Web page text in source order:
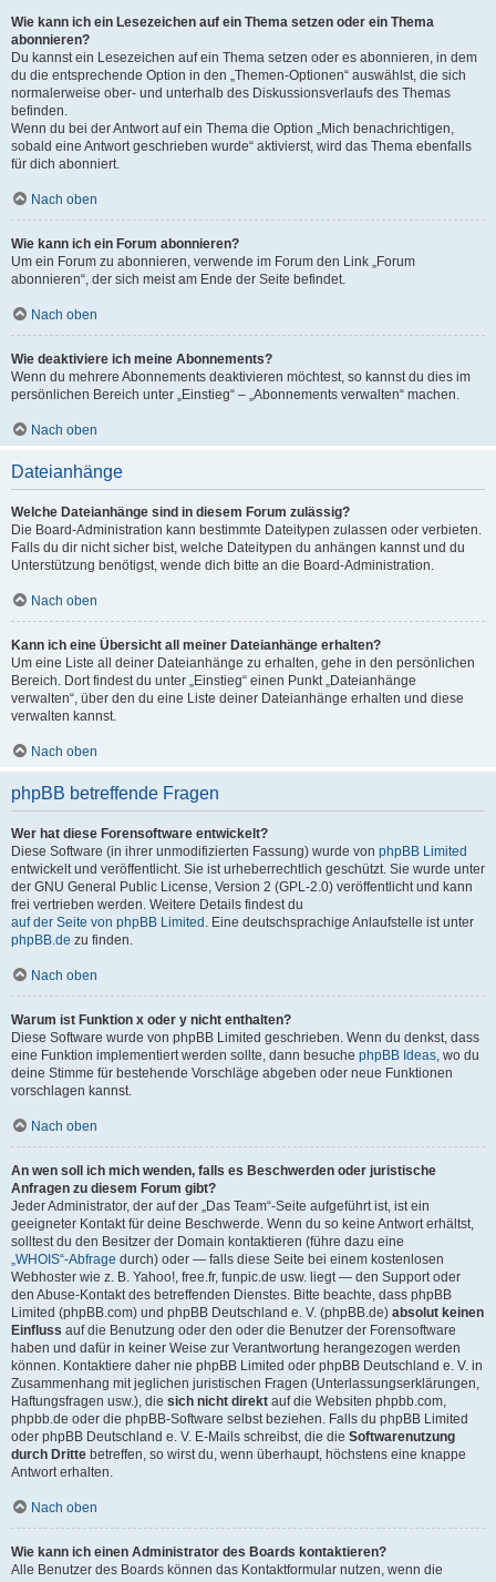
Wie kann ich ein Lesezeichen auf ein Thema setzen oder ein Thema
abonnieren?
Du kannst ein Lesezeichen auf ein Thema setzen oder es abonnieren, in dem
du die entsprechende Option in den „Themen-Optionen“ auswählst, die sich
normalerweise ober- und unterhalb des Diskussionsverlaufs des Themas
befinden.
Wenn du bei der Antwort auf ein Thema die Option „Mich benachrichtigen,
sobald eine Antwort geschrieben wurde“ aktivierst, wird das Thema ebenfalls
für dich abonniert.
Nach oben
Wie kann ich ein Forum abonnieren?
Um ein Forum zu abonnieren, verwende im Forum den Link „Forum
abonnieren“, der sich meist am Ende der Seite befindet.
Nach oben
Wie deaktiviere ich meine Abonnements?
Wenn du mehrere Abonnements deaktivieren möchtest, so kannst du dies im
persönlichen Bereich unter „Einstieg“ – „Abonnements verwalten“ machen.
Nach oben
Dateianhänge
Welche Dateianhänge sind in diesem Forum zulässig?
Die Board-Administration kann bestimmte Dateitypen zulassen oder verbieten.
Falls du dir nicht sicher bist, welche Dateitypen du anhängen kannst und du
Unterstützung benötigst, wende dich bitte an die Board-Administration.
Nach oben
Kann ich eine Übersicht all meiner Dateianhänge erhalten?
Um eine Liste all deiner Dateianhänge zu erhalten, gehe in den persönlichen
Bereich. Dort findest du unter „Einstieg“ einen Punkt „Dateianhänge
verwalten“, über den du eine Liste deiner Dateianhänge erhalten und diese
verwalten kannst.
Nach oben
phpBB betreffende Fragen
Wer hat diese Forensoftware entwickelt?
Diese Software (in ihrer unmodifizierten Fassung) wurde von phpBB Limited
entwickelt und veröffentlicht. Sie ist urheberrechtlich geschützt. Sie wurde unter
der GNU General Public License, Version 2 (GPL-2.0) veröffentlicht und kann
frei vertrieben werden. Weitere Details findest du
auf der Seite von phpBB Limited . Eine deutschsprachige Anlaufstelle ist unter
phpBB.de zu finden.
Nach oben
Warum ist Funktion x oder y nicht enthalten?
Diese Software wurde von phpBB Limited geschrieben. Wenn du denkst, dass
eine Funktion implementiert werden sollte, dann besuche phpBB Ideas, wo du
deine Stimme für bestehende Vorschläge abgeben oder neue Funktionen
vorschlagen kannst.
Nach oben
An wen soll ich mich wenden, falls es Beschwerden oder juristische
Anfragen zu diesem Forum gibt?
Jeder Administrator, der auf der „Das Team“-Seite aufgeführt ist, ist ein
geeigneter Kontakt für deine Beschwerde. Wenn du so keine Antwort erhältst,
solltest du den Besitzer der Domain kontaktieren (führe dazu eine
„WHOIS“-Abfrage durch) oder — falls diese Seite bei einem kostenlosen
Webhoster wie z. B. Yahoo!, free.fr, funpic.de usw. liegt — den Support oder
den Abuse-Kontakt des betreffenden Dienstes. Bitte beachte, dass phpBB
Limited (phpBB.com) und phpBB Deutschland e. V. (phpBB.de) absolut keinen
Einfluss auf die Benutzung oder den oder die Benutzer der Forensoftware
haben und dafür in keiner Weise zur Verantwortung herangezogen werden
können. Kontaktiere daher nie phpBB Limited oder phpBB Deutschland e. V. in
Zusammenhang mit jeglichen juristischen Fragen (Unterlassungserklärungen,
Haftungsfragen usw.), die sich nicht direkt auf die Websiten phpbb.com,
phpbb.de oder die phpBB-Software selbst beziehen. Falls du phpBB Limited
oder phpBB Deutschland e. V. E-Mails schreibst, die die Softwarenutzung
durch Dritte betreffen, so wirst du, wenn überhaupt, höchstens eine knappe
Antwort erhalten.
Nach oben
Wie kann ich einen Administrator des Boards kontaktieren?
Alle Benutzer des Boards können das Kontaktformular nutzen, wenn die